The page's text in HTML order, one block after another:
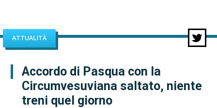
ATTUALITÀ
Accordo di Pasqua con la
Circumvesuviana saltato, niente
treni quel giorno